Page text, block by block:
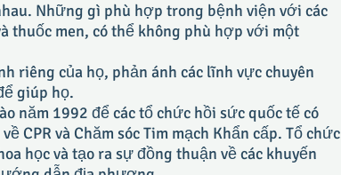
Những gì phù hợp trong bệnh viện với các
thuốc men, có thể không phù hợp với một
riêng của họ, phản ánh các lĩnh vực chuyên
giúp họ.
năm 1992 để các tổ chức hồi sức quốc tế có
CPR và Chăm sóc Tim mạch Khẩn cấp. Tổ chức
học và tạo ra sự đồng thuận về các khuyến